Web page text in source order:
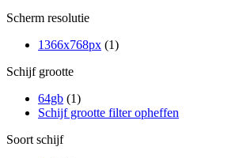
Scherm resolutie
1366x768px (1)
Schijf grootte
64gb (1)
Schijf grootte filter opheffen
Soort schijf